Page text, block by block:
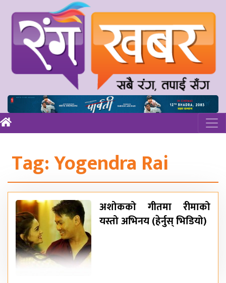
Tag:Yogendra Rai
अशोकको गीतमा रीमाको
यस्तो अभिनय (हेर्नुस् भिडियो)